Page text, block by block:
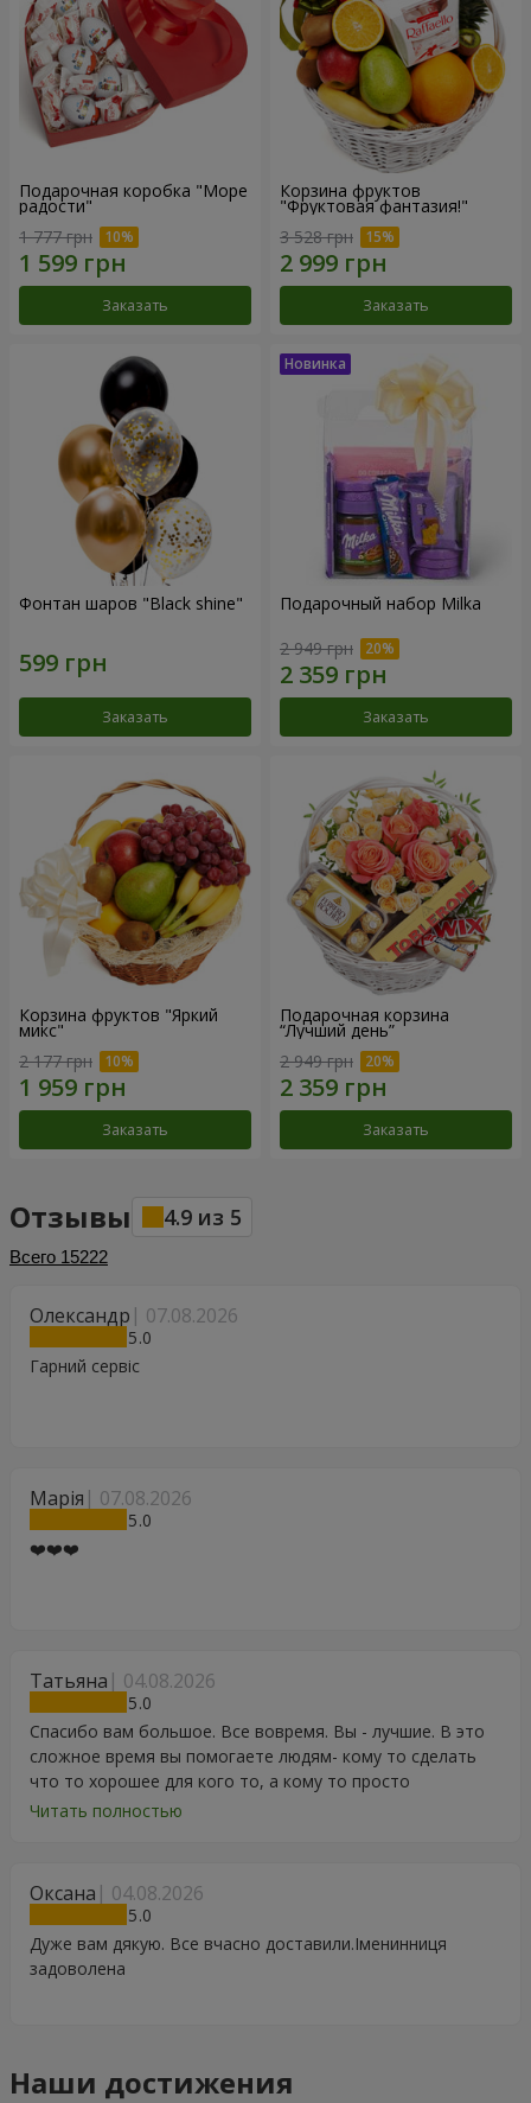
Подарочная коробка "Море
радости"
1 777 грн
Заказать
Корзина фруктов
"Фруктовая фантазия!"
3 528 грн
Заказать
Фонтан шаров "Black shine"
Заказать
Подарочный набор Milka
2 949 грн
Заказать
Корзина фруктов "Яркий
микс"
2 177 грн
Заказать
Подарочная корзина
“Лучший день”
2 949 грн
Заказать
Отзывы 4.9 из 5
Всего 15222
Олександр 07.08.2026
5
Гарний сервіс
Марія 07.08.2026
5
❤️❤️❤️
Татьяна 04.08.2026
5
Спасибо вам большое. Все вовремя. Вы - лучшие. В это
сложное время вы помогаете людям- кому то сделать
что то хорошее для кого то, а кому то просто
порадоваться цветам, подарку, тортику, поздравлению.
Читать полностью
Оксана 04.08.2026
5
Дуже вам дякую. Все вчасно доставили.Іменинниця
задоволена
Наши достижения